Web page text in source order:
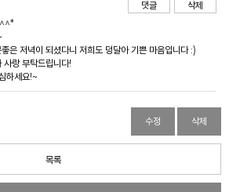
삭제
댓글
^^*
은 저녁이 되셨다니 저희도 덩달아 기쁜 마음입니다 :)
사랑 부탁드립니다!
하세요!~
수정 삭제
목록